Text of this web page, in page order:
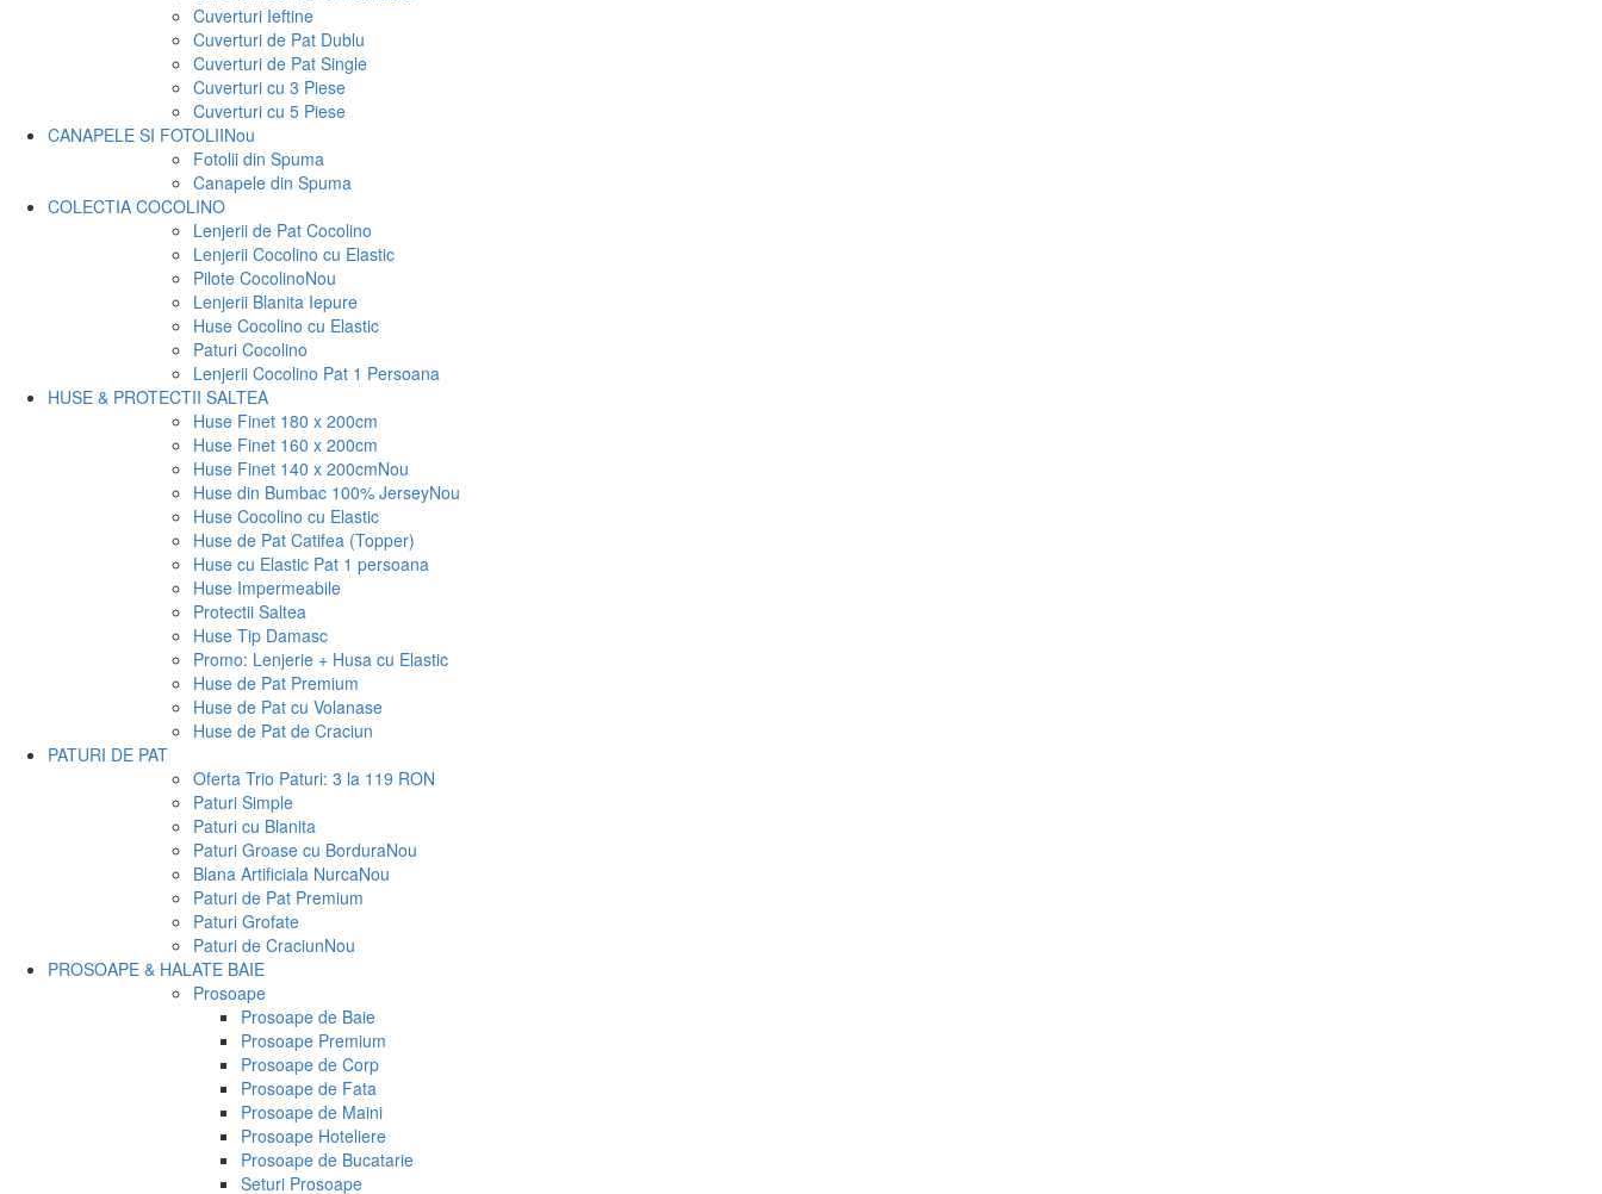
Cuverturi Ieftine
Cuverturi de Pat Dublu
Cuverturi de Pat Single
Cuverturi cu 3 Piese
Cuverturi cu 5 Piese
CANAPELE SI FOTOLIINou
Fotolii din Spuma
Canapele din Spuma
COLECTIA COCOLINO
Lenjerii de Pat Cocolino
Lenjerii Cocolino cu Elastic
Pilote CocolinoNou
Lenjerii Blanita Iepure
Huse Cocolino cu Elastic
Paturi Cocolino
Lenjerii Cocolino Pat 1 Persoana
HUSE & PROTECTII SALTEA
Huse Finet 180 x 200cm
Huse Finet 160 x 200cm
Huse Finet 140 x 200cmNou
Huse din Bumbac 100% JerseyNou
Huse Cocolino cu Elastic
Huse de Pat Catifea (Topper)
Huse cu Elastic Pat 1 persoana
Huse Impermeabile
Protectii Saltea
Huse Tip Damasc
Promo: Lenjerie + Husa cu Elastic
Huse de Pat Premium
Huse de Pat cu Volanase
Huse de Pat de Craciun
PATURI DE PAT
Oferta Trio Paturi: 3 la 119 RON
Paturi Simple
Paturi cu Blanita
Paturi Groase cu BorduraNou
Blana Artificiala NurcaNou
Paturi de Pat Premium
Paturi Grofate
Paturi de CraciunNou
PROSOAPE & HALATE BAIE
Prosoape
Prosoape de Baie
Prosoape Premium
Prosoape de Corp
Prosoape de Fata
Prosoape de Maini
Prosoape Hoteliere
Prosoape de Bucatarie
Seturi Prosoape